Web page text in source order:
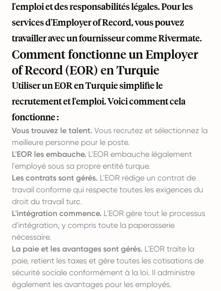
l'emploi et des responsabilités légales. Pour les
services d'Employer of Record, vous pouvez
travailler avec un fournisseur commeRivermate.
Comment fonctionne un Employer
of Record (EOR) en Turquie
Utiliser un EOR en Turquie simplifie le
recrutement et l'emploi. Voici comment cela
fonctionne :
Vous trouvez le talent. Vous recrutez et sélectionnez la
meilleure personne pour le poste.
L'EOR les embauche. L'EOR embauche légalement
l'employé sous sa propre entité turque.
Les contrats sont gérés. L'EOR rédige un contrat de
travail conforme qui respecte toutes les exigences du
droit du travail turc.
L'intégration commence. L'EOR gère tout le processus
d'intégration, y compris toute la paperasserie
nécessaire.
La paie et les avantages sont gérés. L'EOR traite la
paie, retient les taxes et gère toutes les cotisations de
sécurité sociale conformément à la loi. Il administre
également les avantages pour les employés.